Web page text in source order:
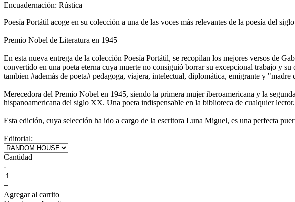
Encuadernación: Rústica
Poesía Portátil acoge en su colección a una de las voces más relevantes de la poesía del
Premio Nobel de Literatura en 1945
En esta nueva entrega de la colección Poesía Portátil, se recopilan los mejores versos de
convertido en una poeta eterna cuya muerte no consiguió borrar su excepcional trabajo y
tambien #además de poeta# pedagoga, viajera, intelectual, diplomática, emigrante y "madre
Merecedora del Premio Nobel en 1945, siendo la primera mujer iberoamericana y la
hispanoamericana del siglo XX. Una poeta indispensable en la biblioteca de cualquier lector.
Esta edición, cuya selección ha ido a cargo de la escritora Luna Miguel, es una perfecta
Editorial:
Cantidad
-
+
Agregar al carrito